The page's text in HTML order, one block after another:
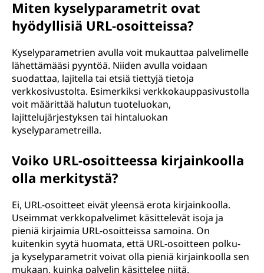
Miten kyselyparametrit ovat
hyödyllisiä URL-osoitteissa?
Kyselyparametrien avulla voit mukauttaa palvelimelle
lähettämääsi pyyntöä. Niiden avulla voidaan
suodattaa, lajitella tai etsiä tiettyjä tietoja
verkkosivustolta. Esimerkiksi verkkokauppasivustolla
voit määrittää halutun tuoteluokan,
lajittelujärjestyksen tai hintaluokan
kyselyparametreilla.
Voiko URL-osoitteessa kirjainkoolla
olla merkitystä?
Ei, URL-osoitteet eivät yleensä erota kirjainkoolla.
Useimmat verkkopalvelimet käsittelevät isoja ja
pieniä kirjaimia URL-osoitteissa samoina. On
kuitenkin syytä huomata, että URL-osoitteen polku-
ja kyselyparametrit voivat olla pieniä kirjainkoolla sen
mukaan, kuinka palvelin käsittelee niitä.